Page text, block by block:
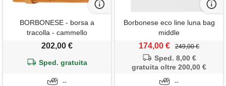
BORBONESE - borsa a
tracolla - cammello
202,00 €
Sped. gratuita
--
Borbonese eco line luna bag
middle
174,00 € 249,00 €
Sped. 8,00 €
gratuita oltre 200,00 €
--